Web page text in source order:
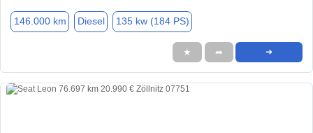
146.000 km Diesel 135 kw (184 PS)
★ ➦ ➜